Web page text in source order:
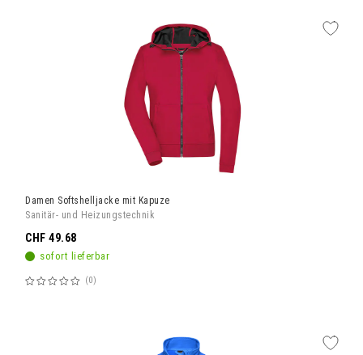
Damen Softshelljacke mit Kapuze
Sanitär- und Heizungstechnik
sofort lieferbar
Bewertung:
0
CHF 49.68